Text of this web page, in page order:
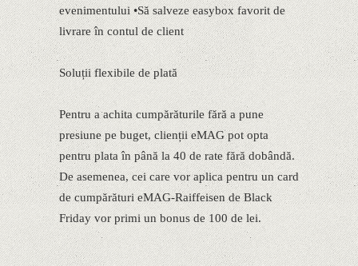
evenimentului •Să salveze easybox favorit de
livrare în contul de client
Soluții flexibile de plată
Pentru a achita cumpărăturile fără a pune
presiune pe buget, clienții eMAG pot opta
pentru plata în până la 40 de rate fără dobândă.
De asemenea, cei care vor aplica pentru un card
de cumpărături eMAG-Raiffeisen de Black
Friday vor primi un bonus de 100 de lei.